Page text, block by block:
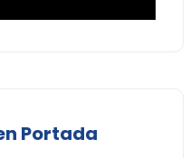
Portada